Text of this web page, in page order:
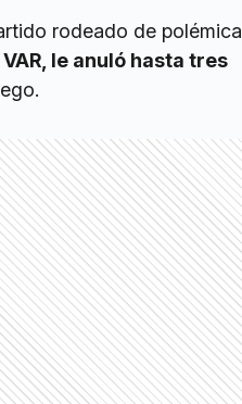
rodeado de polémica
VAR, le anuló hasta tres